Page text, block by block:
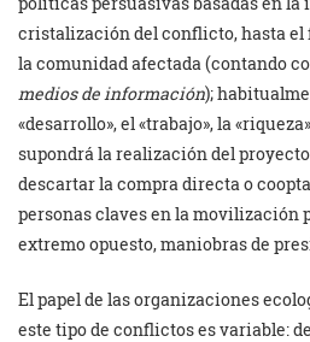
cristalización del conflicto, hasta el
la comunidad afectada (contando
medios de información);
«desarrollo», el «trabajo», la
supondrá la realización del
descartar la compra directa o
personas claves en la movilización
extremo opuesto, maniobras de
El papel de las organizaciones
este tipo de conflictos es variable: